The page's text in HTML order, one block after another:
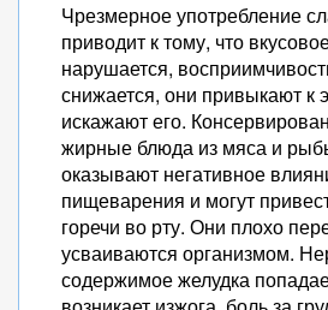
Чрезмерное употребление
приводит к тому, что
нарушается,
снижается, они привыкают к
искажают его.
жирные блюда из мяса и
оказывают негативное
пищеварения и могут
горечи во рту. Они плохо
усваиваются организмом.
содержимое желудка